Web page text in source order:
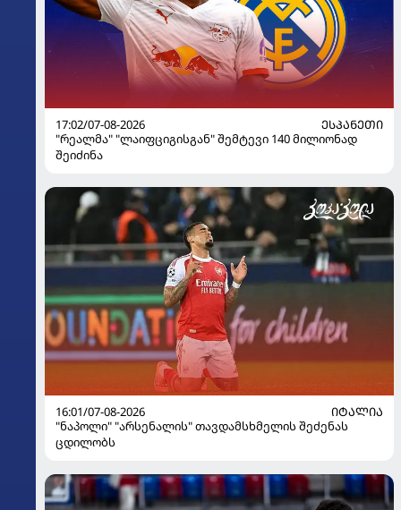
17:02/07-08-2026
ᲔᲡᲞᲐᲜᲔᲗᲘ
"რეალმა" "ლაიფციგისგან" შემტევი 140 მილიონად
შეიძინა
16:01/07-08-2026
ᲘᲢᲐᲚᲘᲐ
"ნაპოლი" "არსენალის" თავდამსხმელის შეძენას
ცდილობს